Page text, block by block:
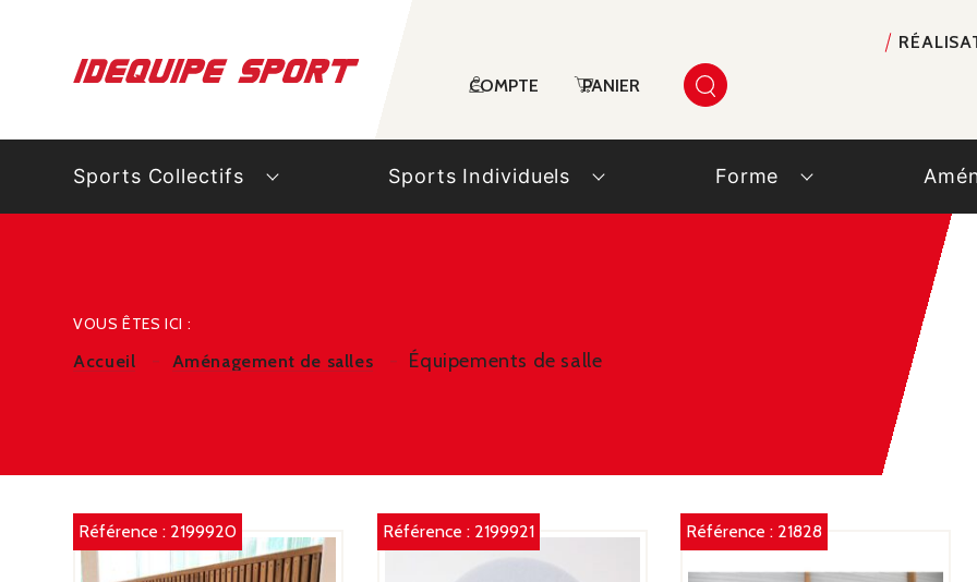
COMPTE PANIER
Sports Collectifs Sports Individuels Forme
VOUS ÊTES ICI :
Accueil Aménagement de salles Équipements de salle
Référence : 2199920 Référence : 2199921 Référence : 21828